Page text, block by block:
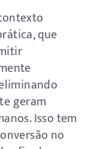
que
geram
Isso tem
no